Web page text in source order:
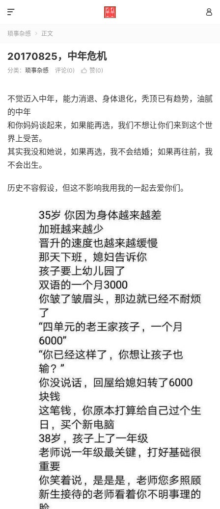


琐事杂感  正文
20170825，中年危机
分类： 琐事杂感 评论(0)  赞(0)
不觉迈入中年，能力消退、身体退化，秃顶已有趋势，油腻
的中年
和你妈妈谈起来，如果能再选，我们不想让你们来到这个世
界上受苦。
其实我没和她说，如果再选，我不会结婚；如果再往前，我
不会出生。
历史不容假设，但这不影响我用我的一起去爱你们。